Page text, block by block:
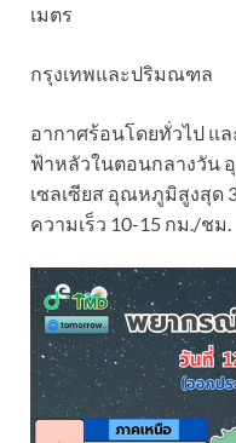
เมตร
กรุงเทพและปริมณฑล
อากาศร้อนโดยทั่วไป แ
ฟ้าหลัวในตอนกลางวัน
เซลเซียส อุณหภูมิสูงสุด
ความเร็ว 10-15 กม./ชม.